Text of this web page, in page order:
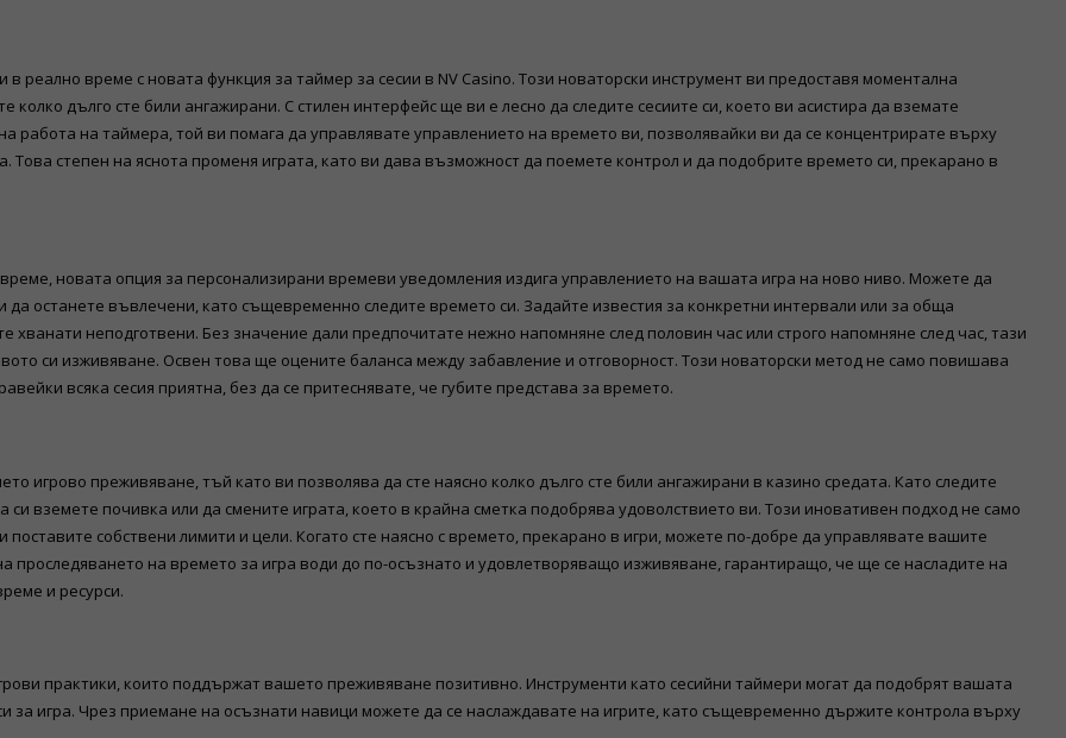
реално време с новата функция за таймер за сесии в NV Casino. Този новаторски инструмент ви предоставя моментална
дълго сте били ангажирани. С стилен интерфейс ще ви е лесно да следите сесиите си, което ви асистира да вземате
на таймера, той ви помага да управлявате управлението на времето ви, позволявайки ви да се концентрирате върху
Това степен на яснота променя играта, като ви дава възможност да поемете контрол и да подобрите времето си, прекарано в
новата опция за персонализирани времеви уведомления издига управлението на вашата игра на ново ниво. Можете да
останете въвлечени, като същевременно следите времето си. Задайте известия за конкретни интервали или за обща
хванати неподготвени. Без значение дали предпочитате нежно напомняне след половин час или строго напомняне след час, тази
си изживяване. Освен това ще оцените баланса между забавление и отговорност. Този новаторски метод не само повишава
всяка сесия приятна, без да се притеснявате, че губите представа за времето.
игрово преживяване, тъй като ви позволява да сте наясно колко дълго сте били ангажирани в казино средата. Като следите
вземете почивка или да смените играта, което в крайна сметка подобрява удоволствието ви. Този иновативен подход не само
собствени лимити и цели. Когато сте наясно с времето, прекарано в игри, можете по-добре да управлявате вашите
на времето за игра води до по-осъзнато и удовлетворяващо изживяване, гарантиращо, че ще се насладите на
и ресурси.
практики, които поддържат вашето преживяване позитивно. Инструменти като сесийни таймери могат да подобрят вашата
за игра. Чрез приемане на осъзнати навици можете да се наслаждавате на игрите, като същевременно държите контрола върху